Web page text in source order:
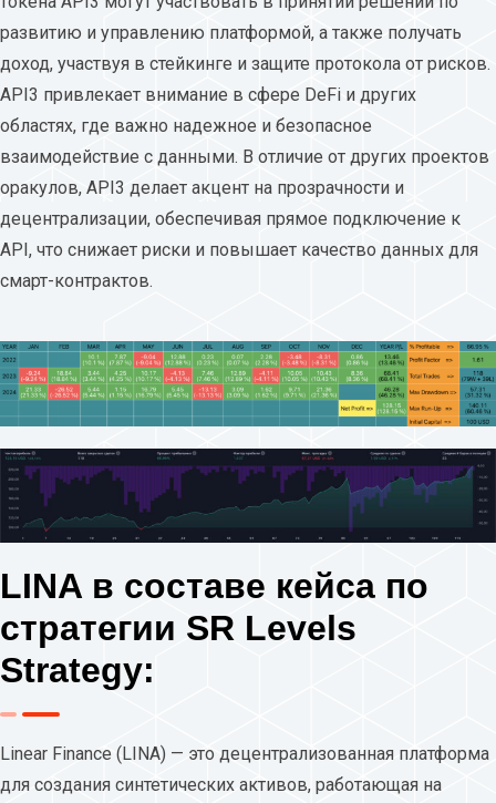
развитию и управлению платформой, а также получать
доход, участвуя в стейкинге и защите протокола от рисков.
API3 привлекает внимание в сфере DeFi и других
областях, где важно надежное и безопасное
взаимодействие с данными. В отличие от других проектов
оракулов, API3 делает акцент на прозрачности и
децентрализации, обеспечивая прямое подключение к
API, что снижает риски и повышает качество данных для
смарт-контрактов.
LINA в составе кейса по
стратегии SR Levels
Strategy:
Linear Finance (LINA) — это децентрализованная платформа
для создания синтетических активов, работающая на